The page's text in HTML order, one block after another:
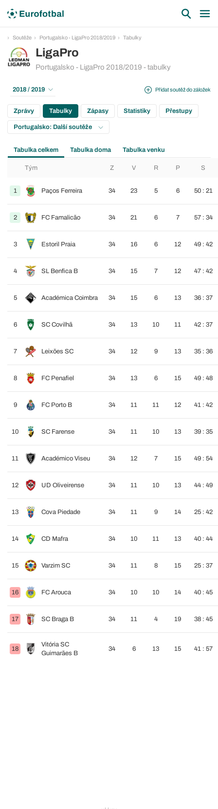
Soutěže Portugalsko - LigaPro 2018/2019 Tabulky
LigaPro
Portugalsko - LigaPro 2018/2019 - tabulky
Přidat soutěž do záložek
2018 / 2019
Zprávy Tabulky Zápasy Statistiky Přestupy
Portugalsko: Další soutěže
Tabulka celkem Tabulka doma Tabulka venku
Tým Z V R P S
1 Paços Ferreira 34 23 5 6 50 : 21
2 FC Famalicão 34 21 6 7 57 : 34
3 Estoril Praia 34 16 6 12 49 : 42
4 SL Benfica B 34 15 7 12 47 : 42
5 Académica Coimbra 34 15 6 13 36 : 37
6 SC Covilhã 34 13 10 11 42 : 37
7 Leixões SC 34 12 9 13 35 : 36
8 FC Penafiel 34 13 6 15 49 : 48
9 FC Porto B 34 11 11 12 41 : 42
10 SC Farense 34 11 10 13 39 : 35
11 Académico Viseu 34 12 7 15 49 : 54
12 UD Oliveirense 34 11 10 13 44 : 49
13 Cova Piedade 34 11 9 14 25 : 42
14 CD Mafra 34 10 11 13 40 : 44
15 Varzim SC 34 11 8 15 25 : 37
16 FC Arouca 34 10 10 14 40 : 45
17 SC Braga B 34 11 4 19 38 : 45
18
Vitória SC
Guimarães B
34 6 13 15 41 : 57